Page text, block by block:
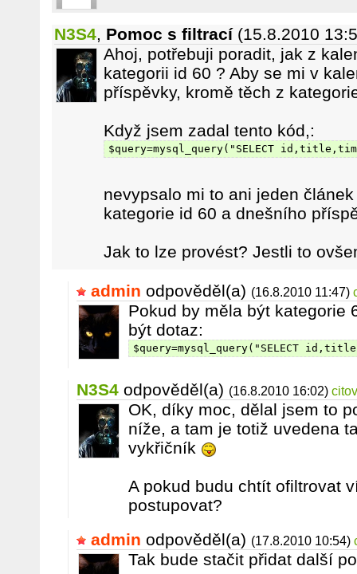
N3S4, Pomoc s filtrací (15.8.2010
Ahoj, potřebuji poradit, jak z
kategorii id 60 ? Aby se mi v
příspěvky, kromě těch z
Když jsem zadal tento kód,:
$query=mysql_query("SELECT
nevypsalo mi to ani jeden
kategorie id 60 a dnešního
Jak to lze provést? Jestli to
admin odpověděl(a) (16.8.2010 11:47)
Pokud by měla být kategorie
být dotaz:
$query=mysql_query("SELECT
N3S4 odpověděl(a) (16.8.2010 16:02)
OK, díky moc, dělal jsem to
níže, a tam je totiž uvedena
vykřičník
A pokud budu chtít ofiltrovat
postupovat?
admin odpověděl(a) (17.8.2010 10:54)
Tak bude stačit přidat další